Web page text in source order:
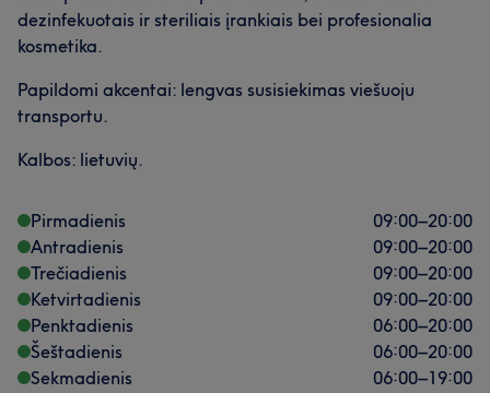
dezinfekuotais ir steriliais įrankiais bei profesionalia
kosmetika.
Papildomi akcentai: lengvas susisiekimas viešuoju
transportu.
Kalbos: lietuvių.
Pirmadienis 09:00–20:00
Antradienis
09:00–20:00
Trečiadienis
09:00–20:00
Ketvirtadienis
09:00–20:00
Penktadienis
06:00–20:00
Šeštadienis
06:00–20:00
Sekmadienis
06:00–19:00